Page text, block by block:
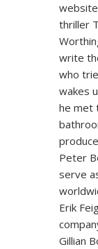
thriller
write
who
wakes
he met
Peter
serve
Erik
Gillian